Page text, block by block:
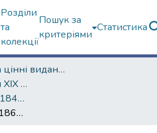
Розділи
та
колекції
Пошук за
критеріями
Статистика
9. Рідкісні та цінні видання
Періодичні видання ХІХ ст.
Scientific American (з 1845 р.)
Scientific American. – 1869. – Vol. 21, № 14